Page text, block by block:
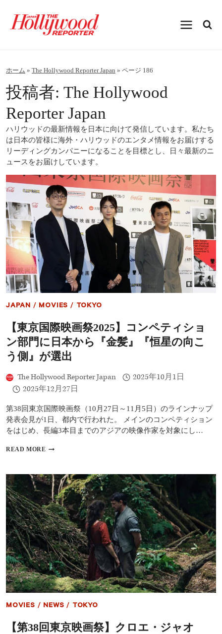
プホーム » The Hollywood Reporter Japan » ページ 186
投稿者: The Hollywood
Reporter Japan
ハリウッドの最新情報を日本に向けて発信しています。私たち
は日本の皆様に海外・ハリウッドのエンタメ情報をお届けする
リーディングカンパニーになることを目標とし、日々最新のニ
ュースをお届けしています。
JAPAN / MOVIES / TOKYO
【東京国際映画祭2025】コンペティショ
ン部門に日本から『金髪』『恒星の向こ
う側』が選出
The Hollywood Reporter Japan
2025年10月1日
2025年12月27日
第38回東京国際映画祭（10月27日～11月5日）のラインナップ
発表会見が1日、都内で行われた。 メインのコンペティション
をはじめ、長編3本目までのアジアの映像作家を対象にし…
READ MORE 【東
際
映
画
祭
2025】
コ
ン
ペ
テ
ィ
シ
ョ
ン
部
に
本
MOVIES / NEWS / TOKYO
【第38回東京映画祭】クロエ・ジャオ